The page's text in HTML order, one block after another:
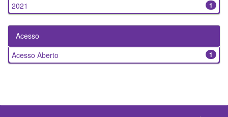
1
2021
Acesso
1
Acesso Aberto